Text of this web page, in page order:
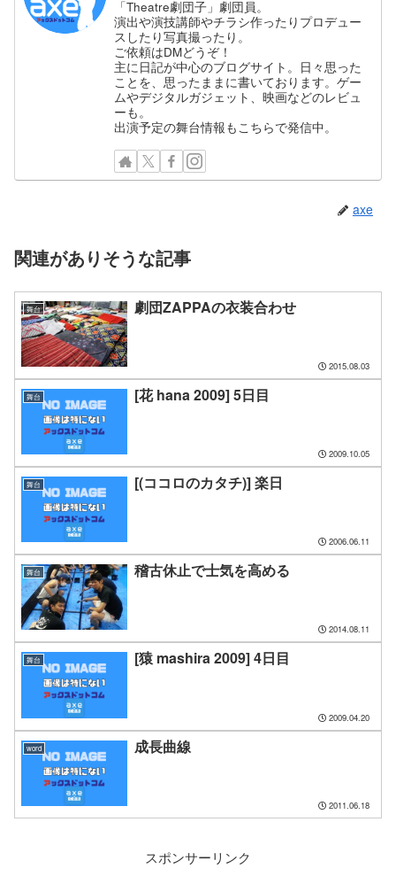
「Theatre劇団子」劇団員。
演出や演技講師やチラシ作ったりプロデュー
スしたり写真撮ったり。
ご依頼はDMどうぞ！
主に日記が中心のブログサイト。日々思った
ことを、思ったままに書いております。ゲー
ムやデジタルガジェット、映画などのレビュ
ーも。
出演予定の舞台情報もこちらで発信中。
axe
関連がありそうな記事
舞台 劇団ZAPPAの衣装合わせ
2015.08.03
舞台 [花 hana 2009] 5日目
2009.10.05
舞台 [(ココロのカタチ)] 楽日
2006.06.11
舞台 稽古休止で士気を高める
2014.08.11
舞台 [猿 mashira 2009] 4日目
2009.04.20
word 成長曲線
2011.06.18
スポンサーリンク